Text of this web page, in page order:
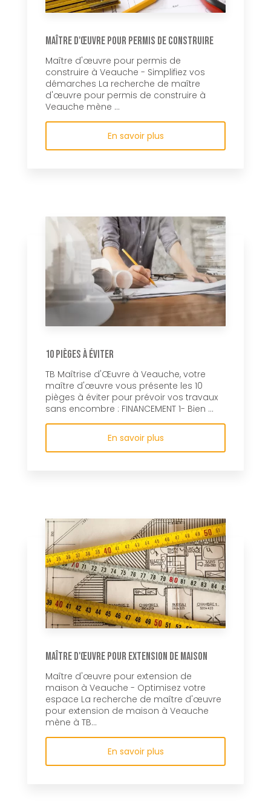
Maître d'œuvre pour permis de construire
Maître d'œuvre pour permis de
construire à Veauche - Simplifiez vos
démarches La recherche de maître
d'œuvre pour permis de construire à
Veauche mène ...
En savoir plus
10 pièges à éviter
TB Maîtrise d'Œuvre à Veauche, votre
maître d'œuvre vous présente les 10
pièges à éviter pour prévoir vos travaux
sans encombre : FINANCEMENT 1- Bien ...
En savoir plus
Maître d'œuvre pour extension de maison
Maître d'œuvre pour extension de
maison à Veauche - Optimisez votre
espace La recherche de maître d'œuvre
pour extension de maison à Veauche
mène à TB...
En savoir plus